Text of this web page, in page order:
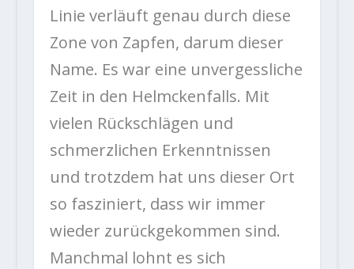
Linie verläuft genau durch diese
Zone von Zapfen, darum dieser
Name. Es war eine unvergessliche
Zeit in den Helmckenfalls. Mit
vielen Rückschlägen und
schmerzlichen Erkenntnissen
und trotzdem hat uns dieser Ort
so fasziniert, dass wir immer
wieder zurückgekommen sind.
Manchmal lohnt es sich